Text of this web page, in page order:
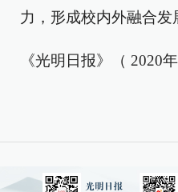
力，形成校内外融合发
《光明日报》（ 2020